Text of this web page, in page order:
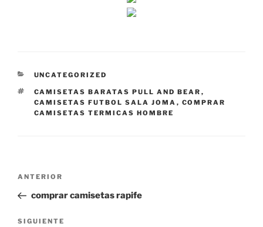
CATEGORÍAS
UNCATEGORIZED
ETIQUETAS
CAMISETAS BARATAS PULL AND BEAR ,
CAMISETAS FUTBOL SALA JOMA , COMPRAR
CAMISETAS TERMICAS HOMBRE
Navegación
entradas
Entrada
anterior:
ANTERIOR
comprar camisetas rapife
Siguiente
SIGUIENTE